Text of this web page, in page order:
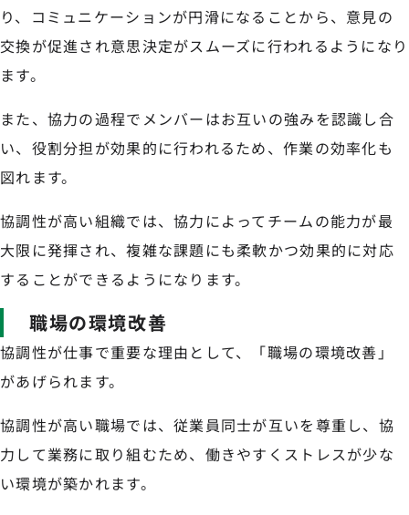
り、コミュニケーションが円滑になることから、意見の
交換が促進され意思決定がスムーズに行われるようになり
ます。
また、協力の過程でメンバーはお互いの強みを認識し合
い、役割分担が効果的に行われるため、作業の効率化も
図れます。
協調性が高い組織では、協力によってチームの能力が最
大限に発揮され、複雑な課題にも柔軟かつ効果的に対応
することができるようになります。
職場の環境改善
協調性が仕事で重要な理由として、「職場の環境改善」
があげられます。
協調性が高い職場では、従業員同士が互いを尊重し、協
力して業務に取り組むため、働きやすくストレスが少な
い環境が築かれます。